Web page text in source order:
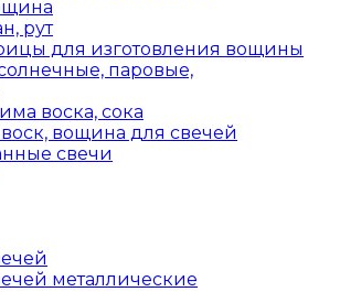
рут
для изготовления вощины
паровые,
воска, сока
вощина для свечей
свечи
металлические